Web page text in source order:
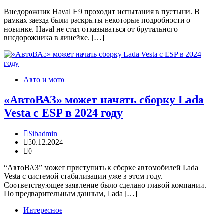
Внедорожник Haval H9 проходит испытания в пустыни. В
рамках заезда были раскрыты некоторые подробности о
новинке. Haval не стал отказываться от брутального
внедорожника в линейке. […]
Авто и мото
«АвтоВАЗ» может начать сборку Lada
Vesta с ESP в 2024 году
Sibadmin
30.12.2024
0
“АвтоВАЗ” может приступить к сборке автомобилей Lada
Vesta с системой стабилизации уже в этом году.
Соответствующее заявление было сделано главой компании.
По предварительным данным, Lada […]
Интересное